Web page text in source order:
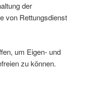
der
von Rettungsdienst
um Eigen- und
zu können.